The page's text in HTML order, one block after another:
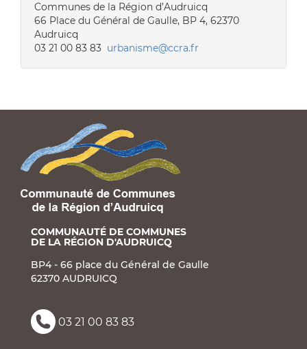
Communes de la Région d’Audruicq
66 Place du Général de Gaulle, BP 4, 62370
Audruicq
03 21 00 83 83 urbanisme@ccra.fr
COMMUNAUTÉ DE COMMUNES
DE LA RÉGION D'AUDRUICQ
BP4 - 66 place du Général de Gaulle
62370 AUDRUICQ
03 21 00 83 83